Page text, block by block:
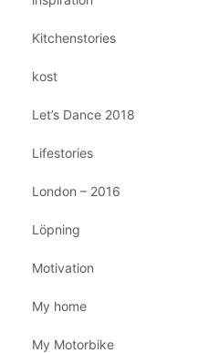
Kitchenstories
kost
Let’s Dance 2018
Lifestories
London – 2016
Löpning
Motivation
My home
My Motorbike